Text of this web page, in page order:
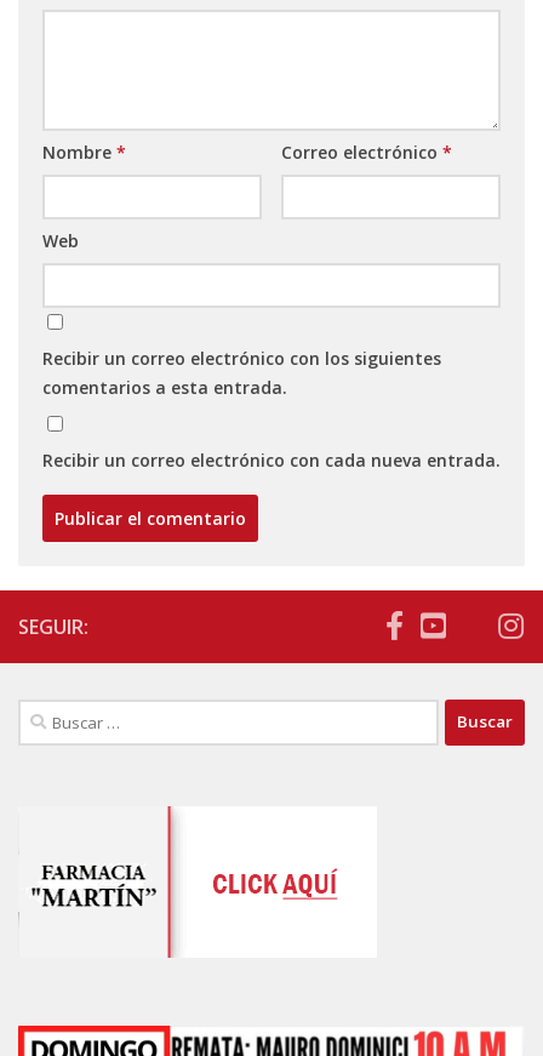
Nombre * Correo electrónico *
Web
Recibir un correo electrónico con los siguientes
comentarios a esta entrada.
Recibir un correo electrónico con cada nueva entrada.
SEGUIR:
Buscar: